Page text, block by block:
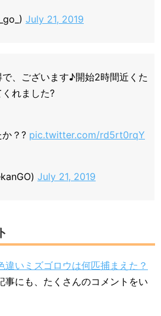
July 21, 2019
、ございます♪開始2時間近くた
れました?
？? pic.twitter.com/rd5rt0rqY
July 21, 2019
違いミズゴロウは何匹捕まえた？
事にも、たくさんのコメントをい